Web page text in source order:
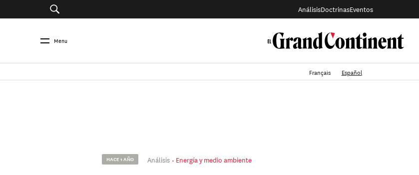
AnálisisDoctrinasEventos
Menu
Français Español
HACE 1 AÑO Análisis Energía y medio ambiente